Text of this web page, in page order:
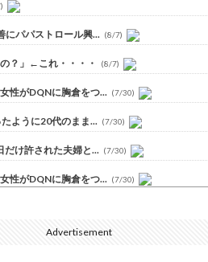
にパパストロール興... (8/7)
？」←これ・・・・ (8/7)
性がDQNに胸倉をつ... (7/30)
ように20代のまま... (7/30)
け許された夫婦と... (7/30)
性がDQNに胸倉をつ... (7/30)
Advertisement